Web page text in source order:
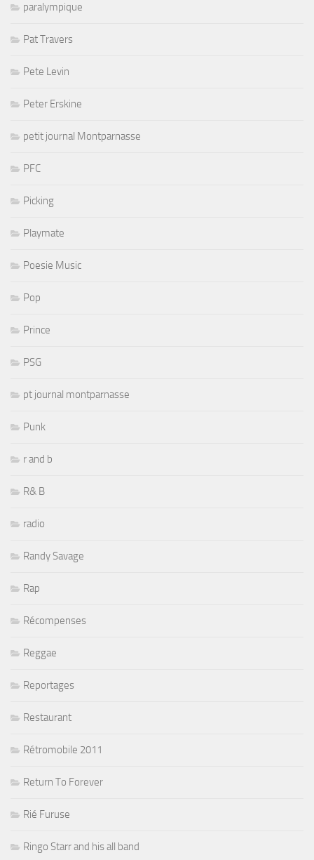
paralympique
Pat Travers
Pete Levin
Peter Erskine
petit journal Montparnasse
PFC
Picking
Playmate
Poesie Music
Pop
Prince
PSG
pt journal montparnasse
Punk
r and b
R& B
radio
Randy Savage
Rap
Récompenses
Reggae
Reportages
Restaurant
Rétromobile 2011
Return To Forever
Rié Furuse
Ringo Starr and his all band